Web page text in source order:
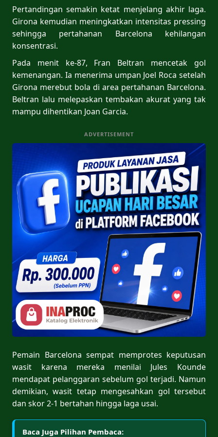
Pertandingan semakin ketat menjelang akhir laga.
Girona kemudian meningkatkan intensitas pressing
sehingga pertahanan Barcelona kehilangan
konsentrasi.
Pada menit ke-87, Fran Beltran mencetak gol
kemenangan. Ia menerima umpan Joel Roca setelah
Girona merebut bola di area pertahanan Barcelona.
Beltran lalu melepaskan tembakan akurat yang tak
mampu dihentikan Joan Garcia.
ADVERTISEMENT
Pemain Barcelona sempat memprotes keputusan
wasit karena mereka menilai Jules Kounde
mendapat pelanggaran sebelum gol terjadi. Namun
demikian, wasit tetap mengesahkan gol tersebut
dan skor 2-1 bertahan hingga laga usai.
Baca Juga Pilihan Pembaca: